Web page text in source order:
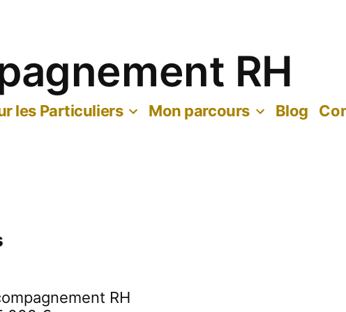
RH
les Particuliers Mon parcours Blog
RH